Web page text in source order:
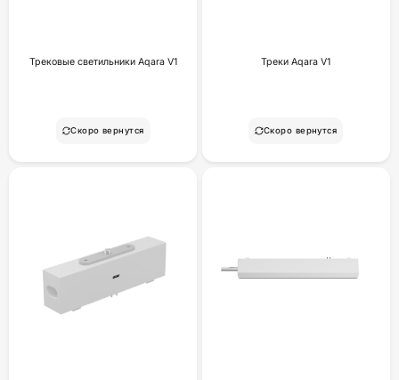
Трековые светильники Aqara V1
Скоро вернутся
Треки Aqara V1
Скоро вернутся